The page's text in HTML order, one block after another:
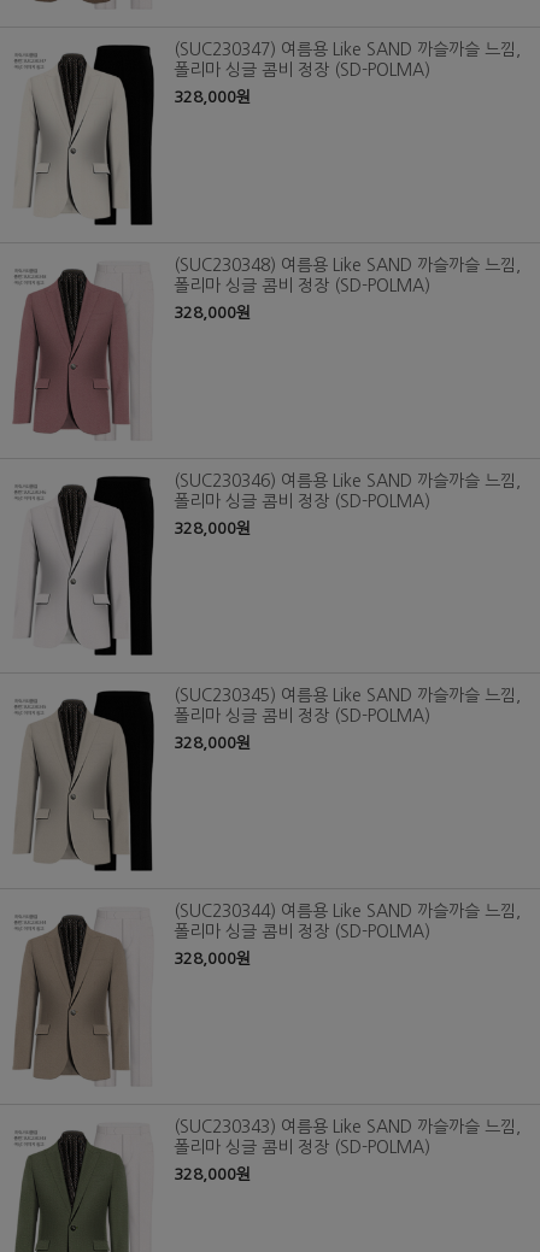
(SUC230347) 여름용 Like SAND 까슬까슬 느낌,
폴리마 싱글 콤비 정장 (SD-POLMA)
328,000원
(SUC230348) 여름용 Like SAND 까슬까슬 느낌,
폴리마 싱글 콤비 정장 (SD-POLMA)
328,000원
(SUC230346) 여름용 Like SAND 까슬까슬 느낌,
폴리마 싱글 콤비 정장 (SD-POLMA)
328,000원
(SUC230345) 여름용 Like SAND 까슬까슬 느낌,
폴리마 싱글 콤비 정장 (SD-POLMA)
328,000원
(SUC230344) 여름용 Like SAND 까슬까슬 느낌,
폴리마 싱글 콤비 정장 (SD-POLMA)
328,000원
(SUC230343) 여름용 Like SAND 까슬까슬 느낌,
폴리마 싱글 콤비 정장 (SD-POLMA)
328,000원